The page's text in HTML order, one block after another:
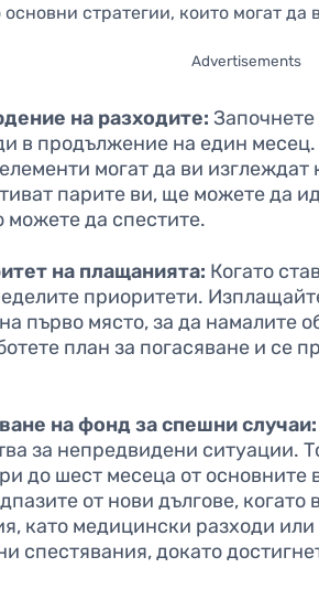
основни стратегии, които могат да
Advertisements
на разходите: Започнете
в продължение на един
могат да ви
парите ви, ще можете да
можете да спестите.
на плащанията: Когато
приоритети.
първо място, за да намалите
план за погасяване и се
на фонд за спешни случаи:
за непредвидени ситуации.
до шест месеца от
от нови дългове, когато
като медицински разходи
спестявания, докато